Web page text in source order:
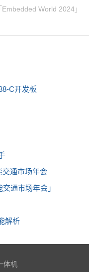
World 2024」
C开发板
交通市场年会
通市场年会」
解析
体机